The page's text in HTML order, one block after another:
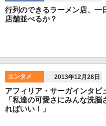
行列のできるラーメン店、一
店舗並べるか？
エンタメ 2013年12月28日
アフィリア・サーガインタビ
「私達の可愛さにみんな洗脳
ればいい！」